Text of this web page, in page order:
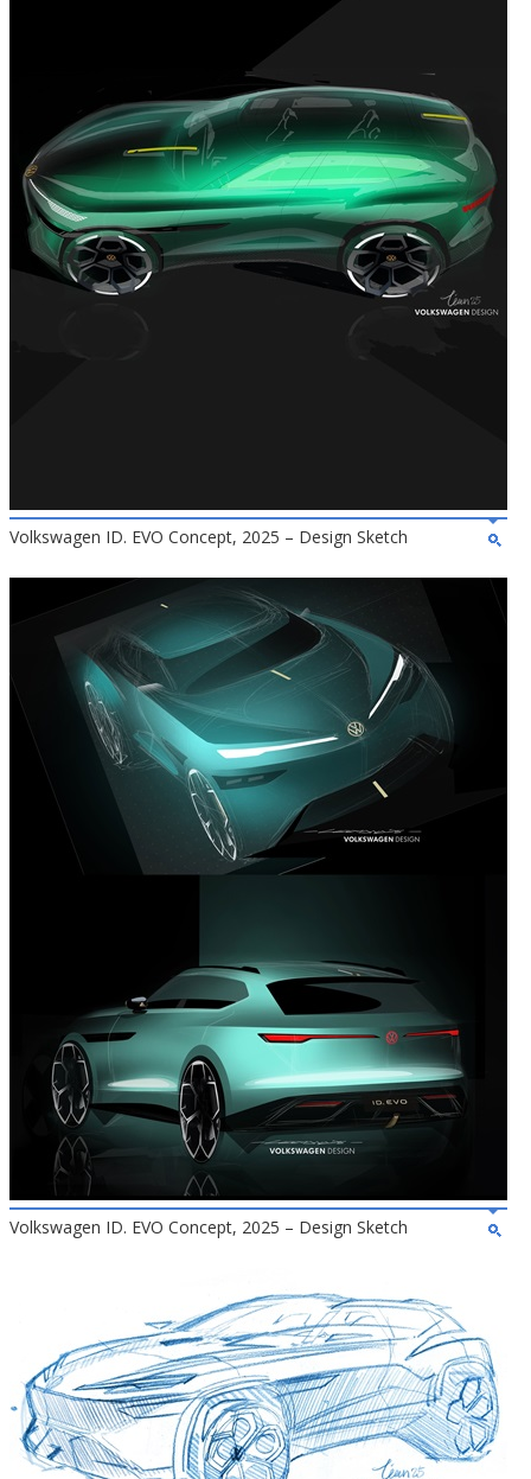
Volkswagen ID. EVO Concept, 2025 – Design Sketch
Volkswagen ID. EVO Concept, 2025 – Design Sketch